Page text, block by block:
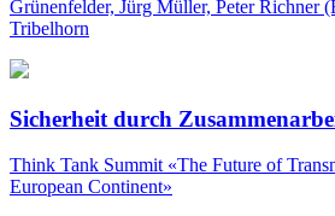
Grünenfelder, Jürg Müller, Peter Richner
Tribelhorn
Sicherheit durch
Think Tank Summit «The Future of
European Continent»